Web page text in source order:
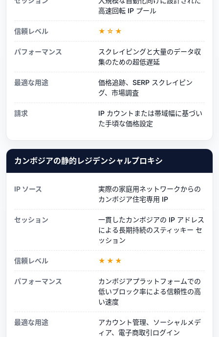
高速回転 IP プール
信頼レベル ★☆★
パフォーマンス
スクレイピングと大量のデータ収
集のための超低遅延
最適な用途
価格追跡、SERP スクレイピン
グ、市場調査
請求
IP カウントまたは帯域幅に基づい
た手頃な価格設定
カンボジアの静的レジデンシャルプロキシ
IP ソース
実際の家庭用ネットワークからの
カンボジア住宅専用 IP
セッション
一貫したカンボジアの IP アドレス
による長期持続のスティッキー セ
ッション
信頼レベル ★★★
パフォーマンス
カンボジアプラットフォームでの
低いブロック率による信頼性の高
い速度
最適な用途
アカウント管理、ソーシャルメデ
ィア、電子商取引ログイン